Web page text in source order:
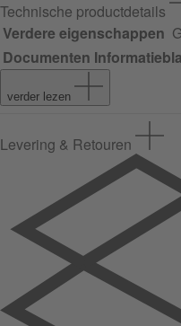
Technische productdetails
Verdere eigenschappen
Documenten
verder lezen
Levering & Retouren